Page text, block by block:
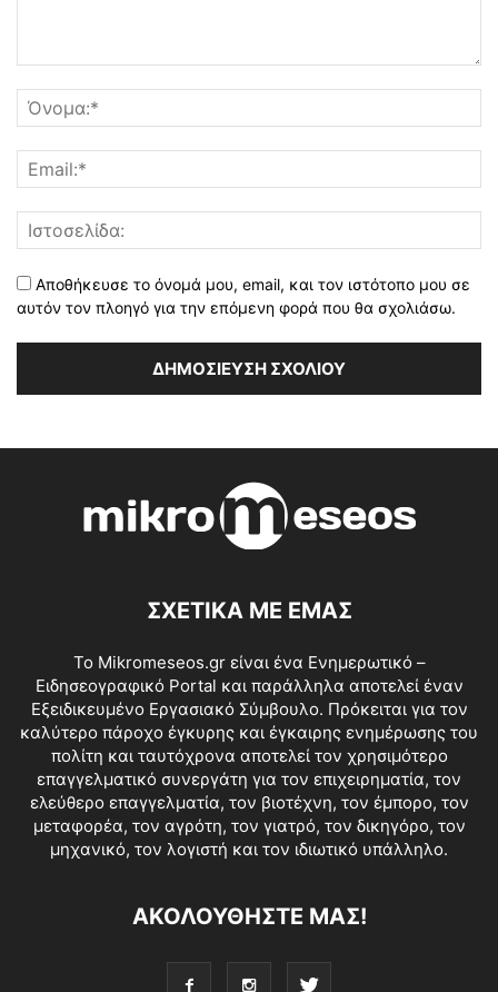
Αποθήκευσε το όνομά μου, email, και τον ιστότοπο μου σε
αυτόν τον πλοηγό για την επόμενη φορά που θα σχολιάσω.
ΣΧΕΤΙΚΑ ΜΕ ΕΜΑΣ
Το Mikromeseos.gr είναι ένα Ενημερωτικό –
Ειδησεογραφικό Portal και παράλληλα αποτελεί έναν
Εξειδικευμένο Εργασιακό Σύμβουλο. Πρόκειται για τον
καλύτερο πάροχο έγκυρης και έγκαιρης ενημέρωσης του
πολίτη και ταυτόχρονα αποτελεί τον χρησιμότερο
επαγγελματικό συνεργάτη για τον επιχειρηματία, τον
ελεύθερο επαγγελματία, τον βιοτέχνη, τον έμπορο, τον
μεταφορέα, τον αγρότη, τον γιατρό, τον δικηγόρο, τον
μηχανικό, τον λογιστή και τον ιδιωτικό υπάλληλο.
ΑΚΟΛΟΥΘΗΣΤΕ ΜΑΣ!